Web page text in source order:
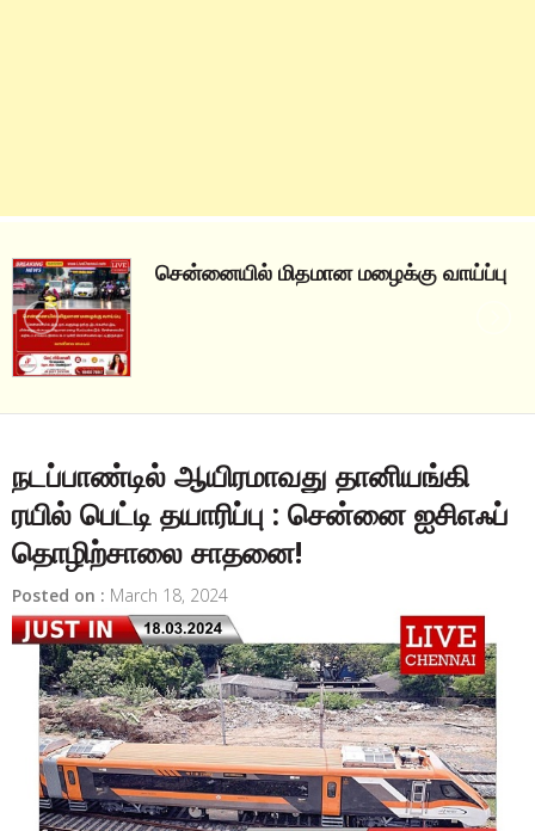
சென்னையில் மிதமான மழைக்கு வாய்ப்பு
நடப்பாண்டில் ஆயிரமாவது தானியங்கி
ரயில் பெட்டி தயாரிப்பு : சென்னை ஐசிஎஃப்
தொழிற்சாலை சாதனை!
Posted on : March 18, 2024